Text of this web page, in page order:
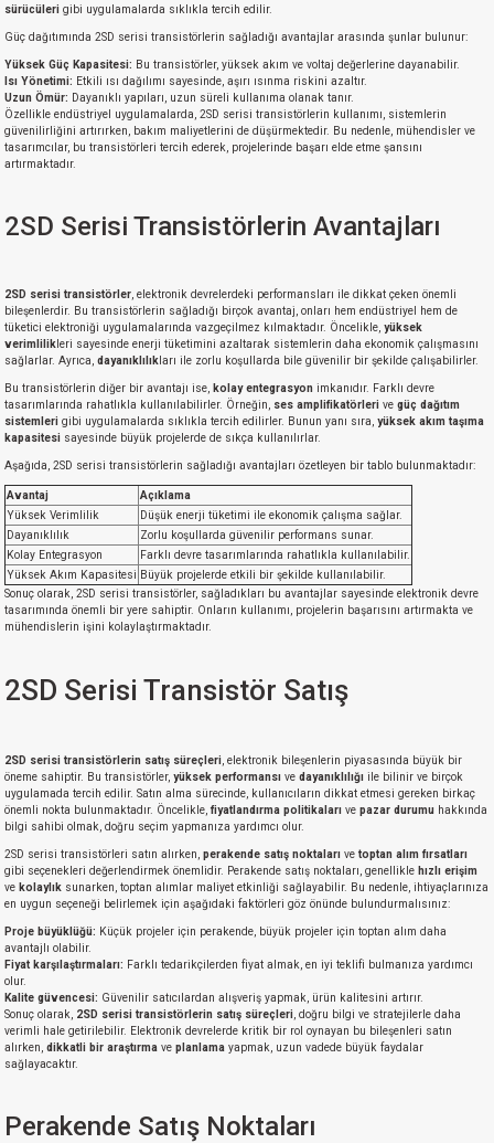
sürücüleri gibi uygulamalarda sıklıkla tercih edilir.
Güç dağıtımında 2SD serisi transistörlerin sağladığı avantajlar arasında şunlar bulunur:
Yüksek Güç Kapasitesi: Bu transistörler, yüksek akım ve voltaj değerlerine dayanabilir.
Isı Yönetimi: Etkili ısı dağılımı sayesinde, aşırı ısınma riskini azaltır.
Uzun Ömür: Dayanıklı yapıları, uzun süreli kullanıma olanak tanır.
Özellikle endüstriyel uygulamalarda, 2SD serisi transistörlerin kullanımı, sistemlerin
güvenilirliğini artırırken, bakım maliyetlerini de düşürmektedir. Bu nedenle, mühendisler ve
tasarımcılar, bu transistörleri tercih ederek, projelerinde başarı elde etme şansını
artırmaktadır.
2SD Serisi Transistörlerin Avantajları
2SD serisi transistörler , elektronik devrelerdeki performansları ile dikkat çeken önemli
bileşenlerdir. Bu transistörlerin sağladığı birçok avantaj, onları hem endüstriyel hem de
tüketici elektroniği uygulamalarında vazgeçilmez kılmaktadır. Öncelikle, yüksek
verimlilik leri sayesinde enerji tüketimini azaltarak sistemlerin daha ekonomik çalışmasını
sağlarlar. Ayrıca, dayanıklılık ları ile zorlu koşullarda bile güvenilir bir şekilde çalışabilirler.
Bu transistörlerin diğer bir avantajı ise, kolay entegrasyon imkanıdır. Farklı devre
tasarımlarında rahatlıkla kullanılabilirler. Örneğin, ses amplifikatörleri ve güç dağıtım
sistemleri gibi uygulamalarda sıklıkla tercih edilirler. Bunun yanı sıra, yüksek akım taşıma
kapasitesi sayesinde büyük projelerde de sıkça kullanılırlar.
Aşağıda, 2SD serisi transistörlerin sağladığı avantajları özetleyen bir tablo bulunmaktadır:
Avantaj
Açıklama
Yüksek Verimlilik
Düşük enerji tüketimi ile ekonomik çalışma sağlar.
Dayanıklılık
Zorlu koşullarda güvenilir performans sunar.
Kolay Entegrasyon
Farklı devre tasarımlarında rahatlıkla kullanılabilir.
Yüksek Akım Kapasitesi Büyük projelerde etkili bir şekilde kullanılabilir.
Sonuç olarak, 2SD serisi transistörler, sağladıkları bu avantajlar sayesinde elektronik devre
tasarımında önemli bir yere sahiptir. Onların kullanımı, projelerin başarısını artırmakta ve
mühendislerin işini kolaylaştırmaktadır.
2SD Serisi Transistör Satış
2SD serisi transistörlerin satış süreçleri , elektronik bileşenlerin piyasasında büyük bir
öneme sahiptir. Bu transistörler, yüksek performansı ve dayanıklılığı ile bilinir ve birçok
uygulamada tercih edilir. Satın alma sürecinde, kullanıcıların dikkat etmesi gereken birkaç
önemli nokta bulunmaktadır. Öncelikle, fiyatlandırma politikaları ve pazar durumu hakkında
bilgi sahibi olmak, doğru seçim yapmanıza yardımcı olur.
2SD serisi transistörleri satın alırken, perakende satış noktaları ve toptan alım fırsatları
gibi seçenekleri değerlendirmek önemlidir. Perakende satış noktaları, genellikle hızlı erişim
ve kolaylık sunarken, toptan alımlar maliyet etkinliği sağlayabilir. Bu nedenle, ihtiyaçlarınıza
en uygun seçeneği belirlemek için aşağıdaki faktörleri göz önünde bulundurmalısınız:
Proje büyüklüğü: Küçük projeler için perakende, büyük projeler için toptan alım daha
avantajlı olabilir.
Fiyat karşılaştırmaları: Farklı tedarikçilerden fiyat almak, en iyi teklifi bulmanıza yardımcı
olur.
Kalite güvencesi: Güvenilir satıcılardan alışveriş yapmak, ürün kalitesini artırır.
Sonuç olarak, 2SD serisi transistörlerin satış süreçleri , doğru bilgi ve stratejilerle daha
verimli hale getirilebilir. Elektronik devrelerde kritik bir rol oynayan bu bileşenleri satın
alırken, dikkatli bir araştırma ve planlama yapmak, uzun vadede büyük faydalar
sağlayacaktır.
Perakende Satış Noktaları